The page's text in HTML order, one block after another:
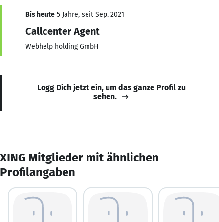
Bis heute 5 Jahre, seit Sep. 2021
Callcenter Agent
Webhelp holding GmbH
Logg Dich jetzt ein, um das ganze Profil zu
sehen.
XING Mitglieder mit ähnlichen
Profilangaben